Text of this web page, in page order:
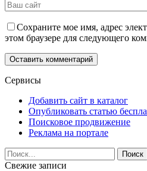
Сохраните мое имя, адрес
этом браузере для следующего
Сервисы
Добавить сайт в каталог
Опубликовать статью
Поисковое продвижение
Реклама на портале
Свежие записи